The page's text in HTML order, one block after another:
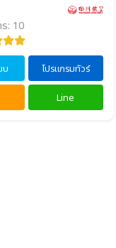
: 10
บ โปรแกรมทัวร์
Line